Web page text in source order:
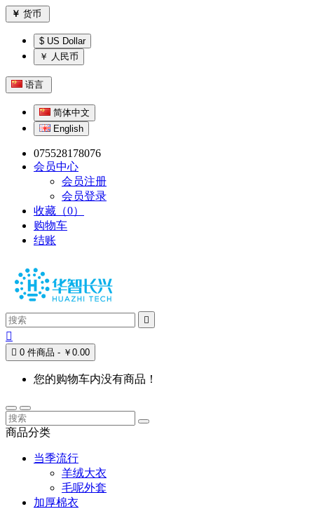
￥ 货币
$ US Dollar
￥ 人民币
语言
简体中文
English
075528178076
会员中心
会员注册
会员登录
收藏（0）
购物车
结账


 0 件商品 - ￥0.00
您的购物车内没有商品！
商品分类
当季流行
羊绒大衣
毛呢外套
加厚棉衣